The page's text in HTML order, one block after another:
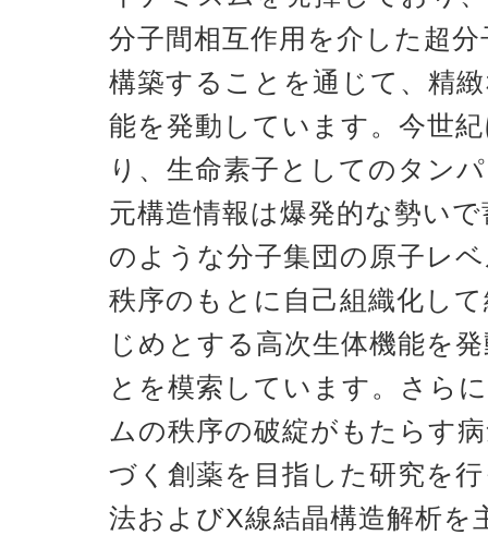
分子間相互作用を介した超
構築することを通じて、精
能を発動しています。今世
り、生命素子としてのタン
元構造情報は爆発的な勢い
のような分子集団の原子レ
秩序のもとに自己組織化し
じめとする高次生体機能を
とを模索しています。さら
ムの秩序の破綻がもたらす
づく創薬を目指した研究を
法およびX線結晶構造解析を